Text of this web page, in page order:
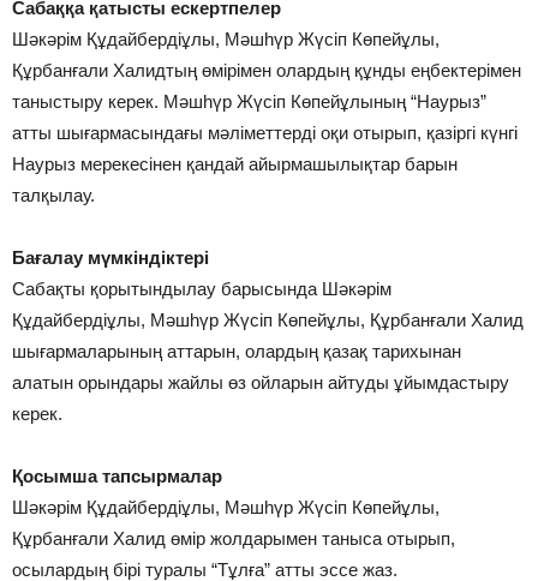
Сабаққа қатысты ескертпелер
Шәкәрім Құдайбердіұлы, Мәшһүр Жүсіп Көпейұлы,
Құрбанғали Халидтың өмірімен олардың құнды еңбектерімен
таныстыру керек. Мәшһүр Жүсіп Көпейұлының “Наурыз”
атты шығармасындағы мәліметтерді оқи отырып, қазіргі күнгі
Наурыз мерекесінен қандай айырмашылықтар барын
талқылау.
Бағалау мүмкіндіктері
Сабақты қорытындылау барысында Шәкәрім
Құдайбердіұлы, Мәшһүр Жүсіп Көпейұлы, Құрбанғали Халид
шығармаларының аттарын, олардың қазақ тарихынан
алатын орындары жайлы өз ойларын айтуды ұйымдастыру
керек.
Қосымша тапсырмалар
Шәкәрім Құдайбердіұлы, Мәшһүр Жүсіп Көпейұлы,
Құрбанғали Халид өмір жолдарымен таныса отырып,
осылардың бірі туралы “Тұлға” атты эссе жаз.